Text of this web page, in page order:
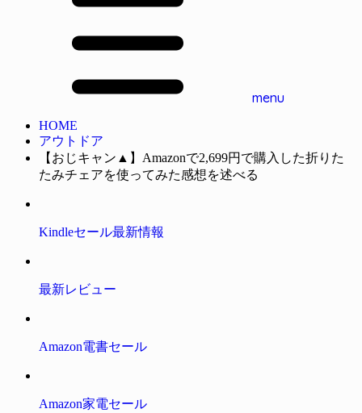
menu
HOME
アウトドア
【おじキャン▲】Amazonで2,699円で購入した折りた
たみチェアを使ってみた感想を述べる
Kindleセール最新情報
最新レビュー
Amazon電書セール
Amazon家電セール